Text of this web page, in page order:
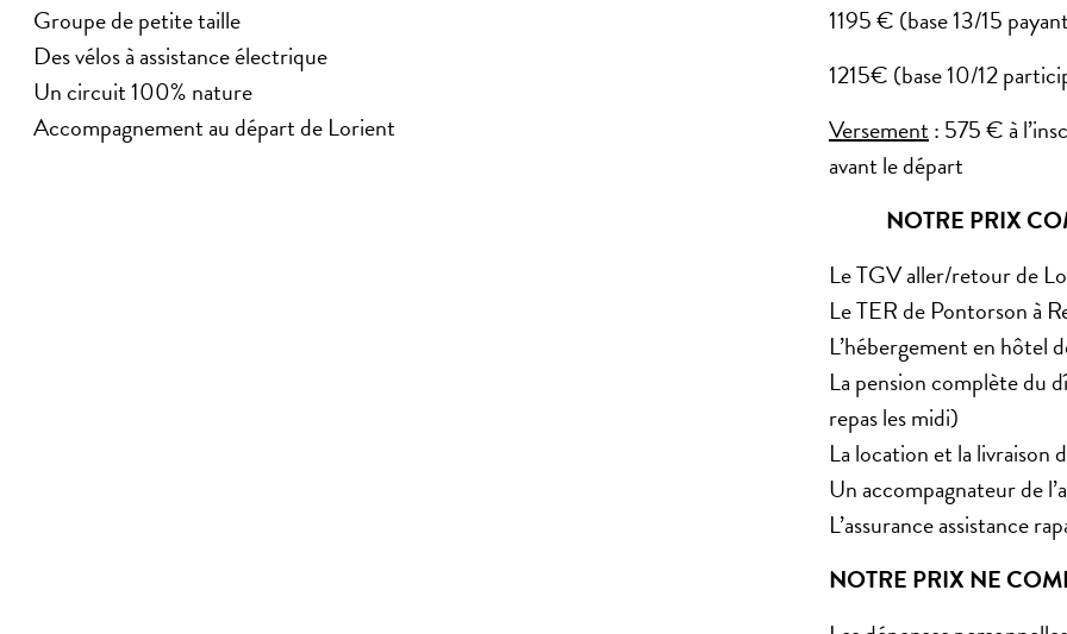
Groupe de petite taille
Des vélos à assistance électrique
Un circuit 100% nature
Accompagnement au départ de Lorient
1195 € (base 13/15
1215€ (base 10/12
Versement: 575 € à
avant le départ
NOTRE PRIX
Le TGV aller/retour de
Le TER de Pontorson à
L’hébergement en hôtel
La pension complète du
repas les midi)
La location et la livraison
Un accompagnateur de
L’assurance assistance
NOTRE PRIX NE